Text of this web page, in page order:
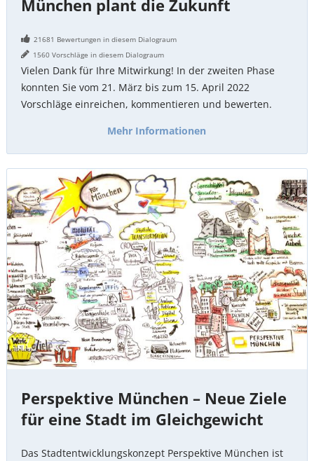
München plant die Zukunft
21681 Bewertungen in diesem Dialograum
1560 Vorschläge in diesem Dialograum
Vielen Dank für Ihre Mitwirkung! In der zweiten Phase
konnten Sie vom 21. März bis zum 15. April 2022
Vorschläge einreichen, kommentieren und bewerten.
Mehr Informationen
Perspektive
München
–
Neue
Ziele
für
eine
Stadt
im
Gleichgewicht
Perspektive München – Neue Ziele
für eine Stadt im Gleichgewicht
Das Stadtentwicklungskonzept Perspektive München ist